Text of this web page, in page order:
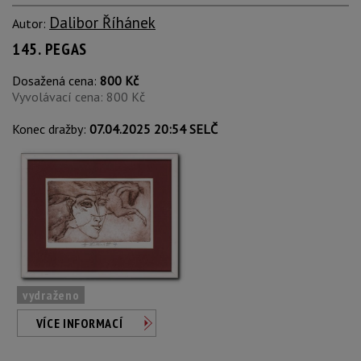
Autor: Dalibor Říhánek
145. PEGAS
Dosažená cena: 800 Kč
Vyvolávací cena: 800 Kč
Konec dražby: 07.04.2025 20:54 SELČ
vydraženo
VÍCE INFORMACÍ